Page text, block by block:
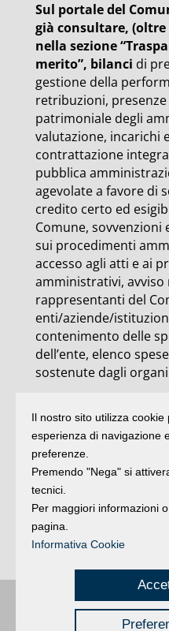
Sul portale del
già consultare,
nella sezione
merito”, bilanci di
gestione della
retribuzioni,
patrimoniale degli
valutazione, incarichi
contrattazione
pubblica
agevolate a favore di
credito certo ed
Comune, sovvenzioni
sui procedimenti
accesso agli atti e ai
amministrativi,
rappresentanti del
enti/aziende/
contenimento delle
dell’ente, elenco
sostenute dagli
“Queste informazioni
implementate con
dei premi
ammontare dei
distribuiti, nonché
grado di
premialità sia per i
dipendenti”, conclude
Buongiorno:Riminié una testata
registrazione n. 2 /28/02/
Il nostro sito utilizza
esperienza di navigazione
preferenze.
Premendo "Nega" si
tecnici.
Per maggiori informazioni
pagina.
Informativa Cookie